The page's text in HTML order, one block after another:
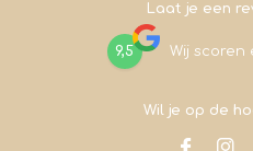
Laat je een
9,5 Wij scoren
Wil je op de